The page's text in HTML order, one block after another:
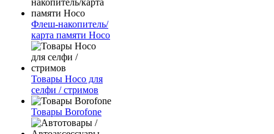
Флеш-накопитель/
карта памяти Hoco
Товары Hoco для
селфи / стримов
Товары Borofone